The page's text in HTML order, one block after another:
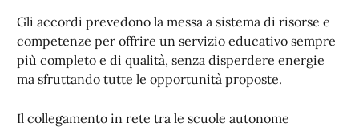
Gli accordi prevedono la messa a sistema di risorse e
competenze per offrire un servizio educativo sempre
più completo e di qualità, senza disperdere energie
ma sfruttando tutte le opportunità proposte.
Il collegamento in rete tra le scuole autonome